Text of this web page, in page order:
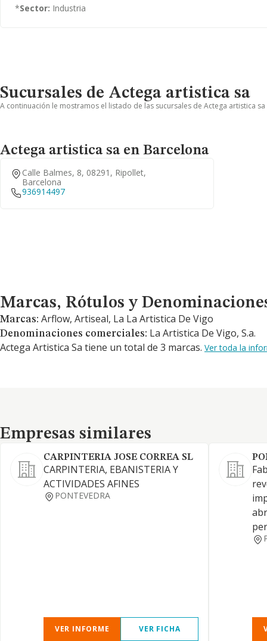
*Sector: Industria
Sucursales de Actega artistica sa
A continuación le mostramos el listado de las sucursales de Actega artistica
Actega artistica sa en Barcelona
Calle Balmes, 8, 08291, Ripollet,
Barcelona
936914497
Marcas, Rótulos y Denominaciones Comerciales
Marcas, Rótulos y
Marcas: Arflow, Artiseal, La La Artistica De Vigo
Denominaciones comerciales: La Artistica De Vigo, S.a.
Actega Artistica Sa tiene un total de 3 marcas. Ver toda la
Empresas similares
Empresas similares
CARPINTERIA JOSE CORREA SL
CARPINTERIA, EBANISTERIA Y
ACTIVIDADES AFINES
PONTEVEDRA
VER INFORME VER FICHA